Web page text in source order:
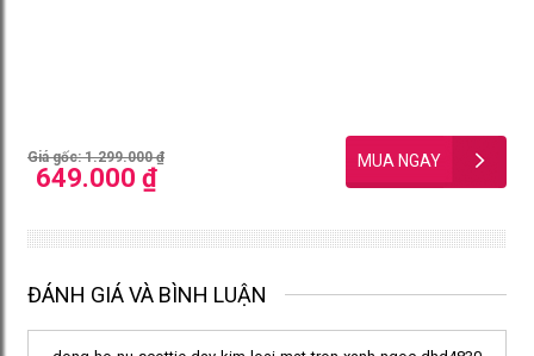
Giá gốc: 1.299.000 ₫
649.000 ₫
ĐÁNH GIÁ VÀ BÌNH LUẬN